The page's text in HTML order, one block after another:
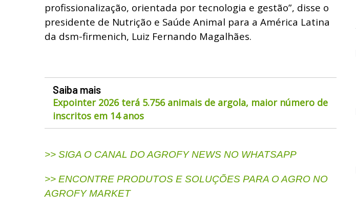
profissionalização, orientada por tecnologia e gestão”, disse o
presidente de Nutrição e Saúde Animal para a América Latina
da dsm-firmenich, Luiz Fernando Magalhães.
Saiba mais
Expointer 2026 terá 5.756 animais de argola, maior número de
inscritos em 14 anos
>> SIGA O CANAL DO AGROFY NEWS NO WHATSAPP
>> ENCONTRE PRODUTOS E SOLUÇÕES PARA O AGRO NO
AGROFY MARKET